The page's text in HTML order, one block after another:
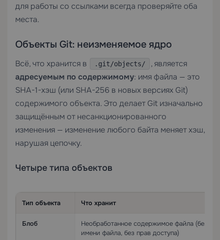
для работы со ссылками всегда проверяйте оба
места.
Объекты Git: неизменяемое ядро
Всё, что хранится в .git/objects/
, является
адресуемым по содержимому: имя файла — это
SHA-1-хэш (или SHA-256 в новых версиях Git)
содержимого объекта. Это делает Git изначально
защищённым от несанкционированного
изменения — изменение любого байта меняет хэш,
нарушая цепочку.
Четыре типа объектов
Тип объекта Что хранит
Блоб
Необработанное содержимое файла (без
имени файла, без прав доступа)